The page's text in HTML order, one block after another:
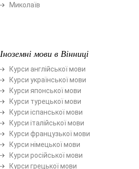
Миколаїв
Іноземні мови в Вінниці
Курси англійської мови
Курси української мови
Курси японської мови
Курси турецької мови
Курси іспанської мови
Курси італійської мови
Курси французької мови
Курси німецької мови
Курси російської мови
Курси грецької мови